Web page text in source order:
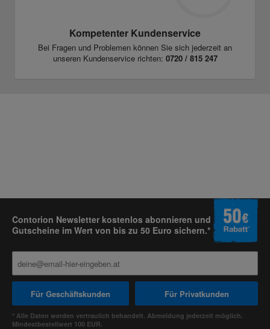
Kompetenter Kundenservice
Bei Fragen und Problemen können Sie sich jederzeit an
unseren Kundenservice richten: 0720 / 815 247
Contorion Newsletter kostenlos abonnieren und
Gutscheine im Wert von bis zu 50 Euro sichern.*
Für Geschäftskunden Für Privatkunden
* Alle Daten werden vertraulich behandelt. Abmeldung jederzeit möglich.
Mindestbestellwert 100 EUR.